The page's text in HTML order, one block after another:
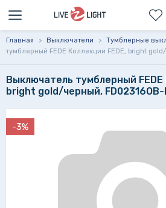
Главная > Выключатели > Тумблерные
тумблерный FEDE Коллекции FEDE, bright
Выключатель тумблерный FEDE
bright gold/черный, FD02316OB-
-3%